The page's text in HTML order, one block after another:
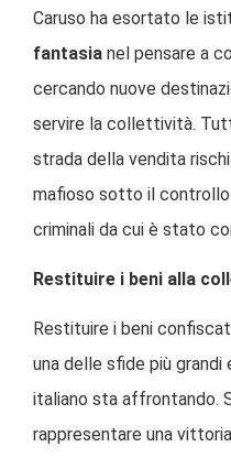
Caruso ha esortato le
fantasia nel pensare a
cercando nuove
servire la collettività.
strada della vendita
mafioso sotto il
criminali da cui è stato
Restituire i beni alla
Restituire i beni
una delle sfide più
italiano sta affrontando.
rappresentare una